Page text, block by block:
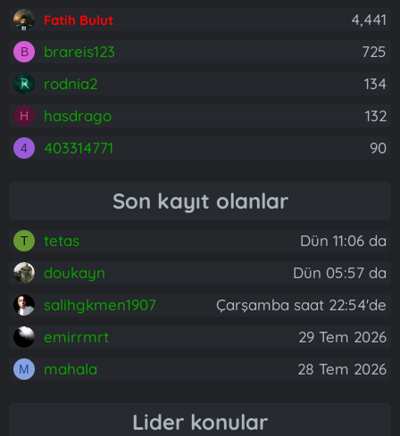
Fatih Bulut 4,441
B brareis123
725
rodnia2
134
H hasdrago 132
4 403314771 90
Son kayıt olanlar
T tetas
Dün 11:06 da
doukayn
Dün 05:57 da
salihgkmen1907
Çarşamba saat 22:54'de
emirrmrt
29 Tem 2026
M mahala 28 Tem 2026
Lider konular